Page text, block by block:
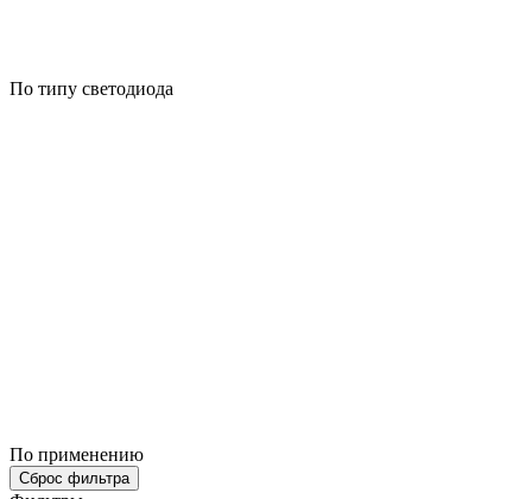
По типу светодиода
По применению
Сброс фильтра